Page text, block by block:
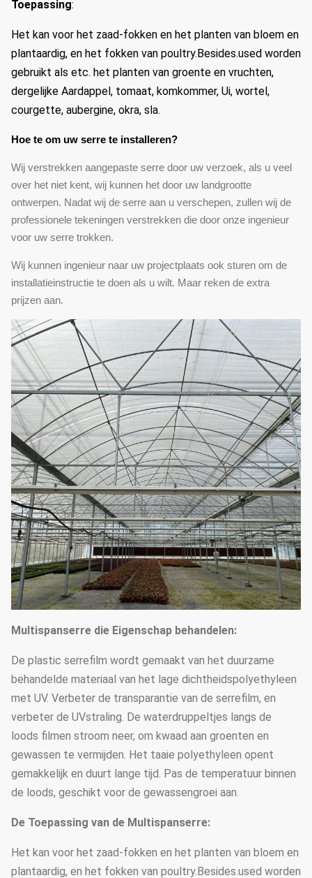
Toepassing:
Het kan voor het zaad-fokken en het planten van bloem en
plantaardig, en het fokken van poultry.Besides.used worden
gebruikt als etc. het planten van groente en vruchten,
dergelijke Aardappel, tomaat, komkommer, Ui, wortel,
courgette, aubergine, okra, sla.
Hoe te om uw serre te installeren?
Wij verstrekken aangepaste serre door uw verzoek, als u veel
over het niet kent, wij kunnen het door uw landgrootte
ontwerpen. Nadat wij de serre aan u verschepen, zullen wij de
professionele tekeningen verstrekken die door onze ingenieur
voor uw serre trokken.
Wij kunnen ingenieur naar uw projectplaats ook sturen om de
installatieinstructie te doen als u wilt. Maar reken de extra
prijzen aan.
Multispanserre die Eigenschap behandelen:
De plastic serrefilm wordt gemaakt van het duurzame
behandelde materiaal van het lage dichtheidspolyethyleen
met UV. Verbeter de transparantie van de serrefilm, en
verbeter de UVstraling. De waterdruppeltjes langs de
loods filmen stroom neer, om kwaad aan groenten en
gewassen te vermijden. Het taaie polyethyleen opent
gemakkelijk en duurt lange tijd. Pas de temperatuur binnen
de loods, geschikt voor de gewassengroei aan.
De Toepassing van de Multispanserre:
Het kan voor het zaad-fokken en het planten van bloem en
plantaardig, en het fokken van poultry.Besides.used worden